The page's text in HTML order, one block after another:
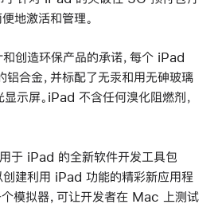
地激活和管理。
创造环保产品的承诺，每个 iPad
铝合金，并标配了无汞和用无砷玻璃
示屏。iPad 不含任何溴化阻燃剂，
于 iPad 的全新软件开发工具包
创建利用 iPad 功能的精彩新应用程
模拟器，可让开发者在 Mac 上测试